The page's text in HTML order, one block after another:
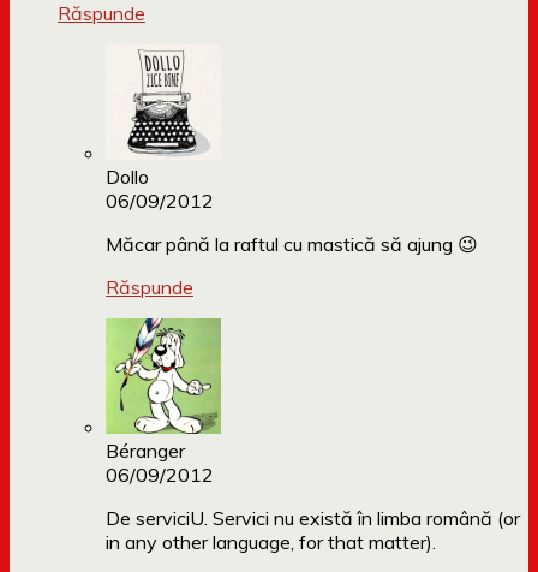
Răspunde
Dollo
06/09/2012
Măcar până la raftul cu mastică să ajung 😉
Răspunde
Béranger
06/09/2012
De serviciU. Servici nu există în limba română (or
in any other language, for that matter).